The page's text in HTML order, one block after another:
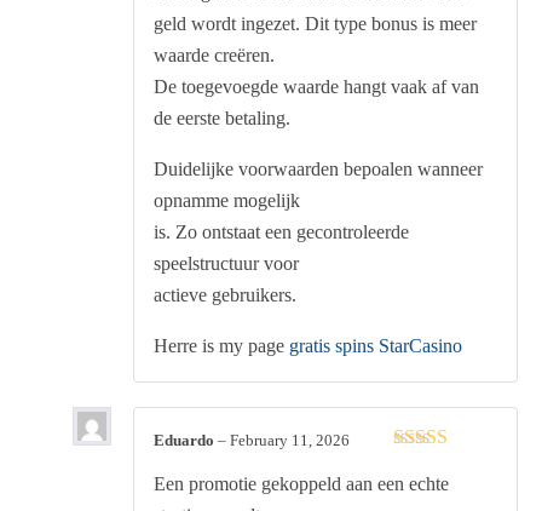
geld wordt ingezet. Dit type bonus is meer
waarde creëren.
De toegevoegde waarde hangt vaak af van
de eerste betaling.
Duidelijke voorwaarden bepoalen wanneer
opnamme mogelijk
is. Zo ontstaat een gecontroleerde
speelstructuur voor
actieve gebruikers.
Herre is my page gratis spins StarCasino
out of 5
Eduardo – February 11, 2026
Een promotie gekoppeld aan een echte